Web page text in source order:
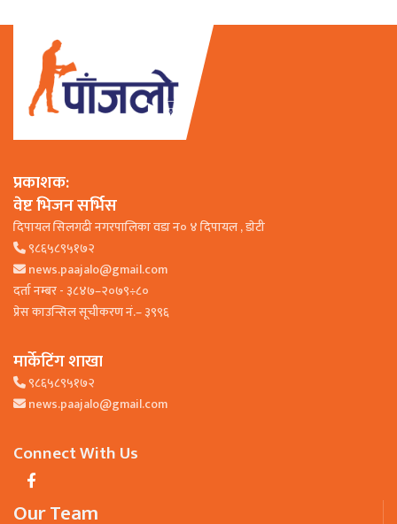
प्रकाशक:
वेष्ट भिजन सर्भिस
दिपायल सिलगढी नगरपालिका वडा न० ४ दिपायल , डाेटी
९८६५८९५१७२
news.paajalo@gmail.com
दर्ता नम्बर - ३८४७–२०७९÷८०
प्रेस काउन्सिल सूचीकरण नं.– ३९९६
मार्केटिंग शाखा
९८६५८९५१७२
news.paajalo@gmail.com
Connect With Us
Our Team